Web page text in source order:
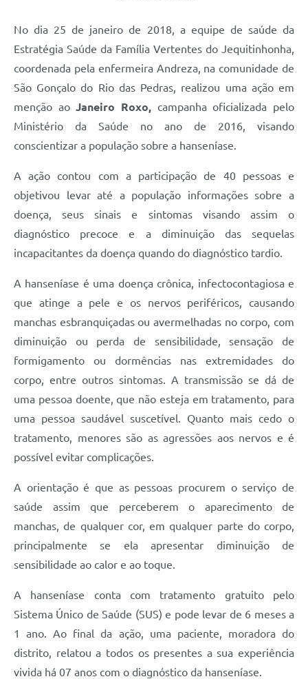
Galeria de Fotos
Galeria de Vídeos
Telefones Úteis
Diário Oficial
Ouvidoria Municipal
Notícias
Contato
Listagem de Contribuintes Inscritos na Dívida Ativa do
Município
No dia 25 de janeiro de 2018, a equipe de saúde da
Estratégia Saúde da Família Vertentes do Jequitinhonha,
coordenada pela enfermeira Andreza, na comunidade de
São Gonçalo do Rio das Pedras, realizou uma ação em
menção ao Janeiro Roxo,
campanha oficializada pelo
Ministério da Saúde no ano de 2016, visando
conscientizar a população sobre a hanseníase.
A ação contou com a participação de 40 pessoas e
objetivou levar até a população informações sobre a
doença, seus sinais e sintomas visando assim o
diagnóstico precoce e a diminuição das sequelas
incapacitantes da doença quando do diagnóstico tardio.
A hanseníase é uma doença crônica, infectocontagiosa e
que atinge a pele e os nervos periféricos, causando
manchas esbranquiçadas ou avermelhadas no corpo, com
diminuição ou perda de sensibilidade, sensação de
formigamento ou dormências nas extremidades do
corpo, entre outros sintomas. A transmissão se dá de
uma pessoa doente, que não esteja em tratamento, para
uma pessoa saudável suscetível. Quanto mais cedo o
tratamento, menores são as agressões aos nervos e é
possível evitar complicações.
A orientação é que as pessoas procurem o serviço de
saúde assim que perceberem o aparecimento de
manchas, de qualquer cor, em qualquer parte do corpo,
principalmente se ela apresentar diminuição de
sensibilidade ao calor e ao toque.
A hanseníase conta com tratamento gratuito pelo
Sistema Único de Saúde (SUS) e pode levar de 6 meses a
1 ano. Ao final da ação, uma paciente, moradora do
distrito, relatou a todos os presentes a sua experiência
vivida há 07 anos com o diagnóstico da hanseníase.